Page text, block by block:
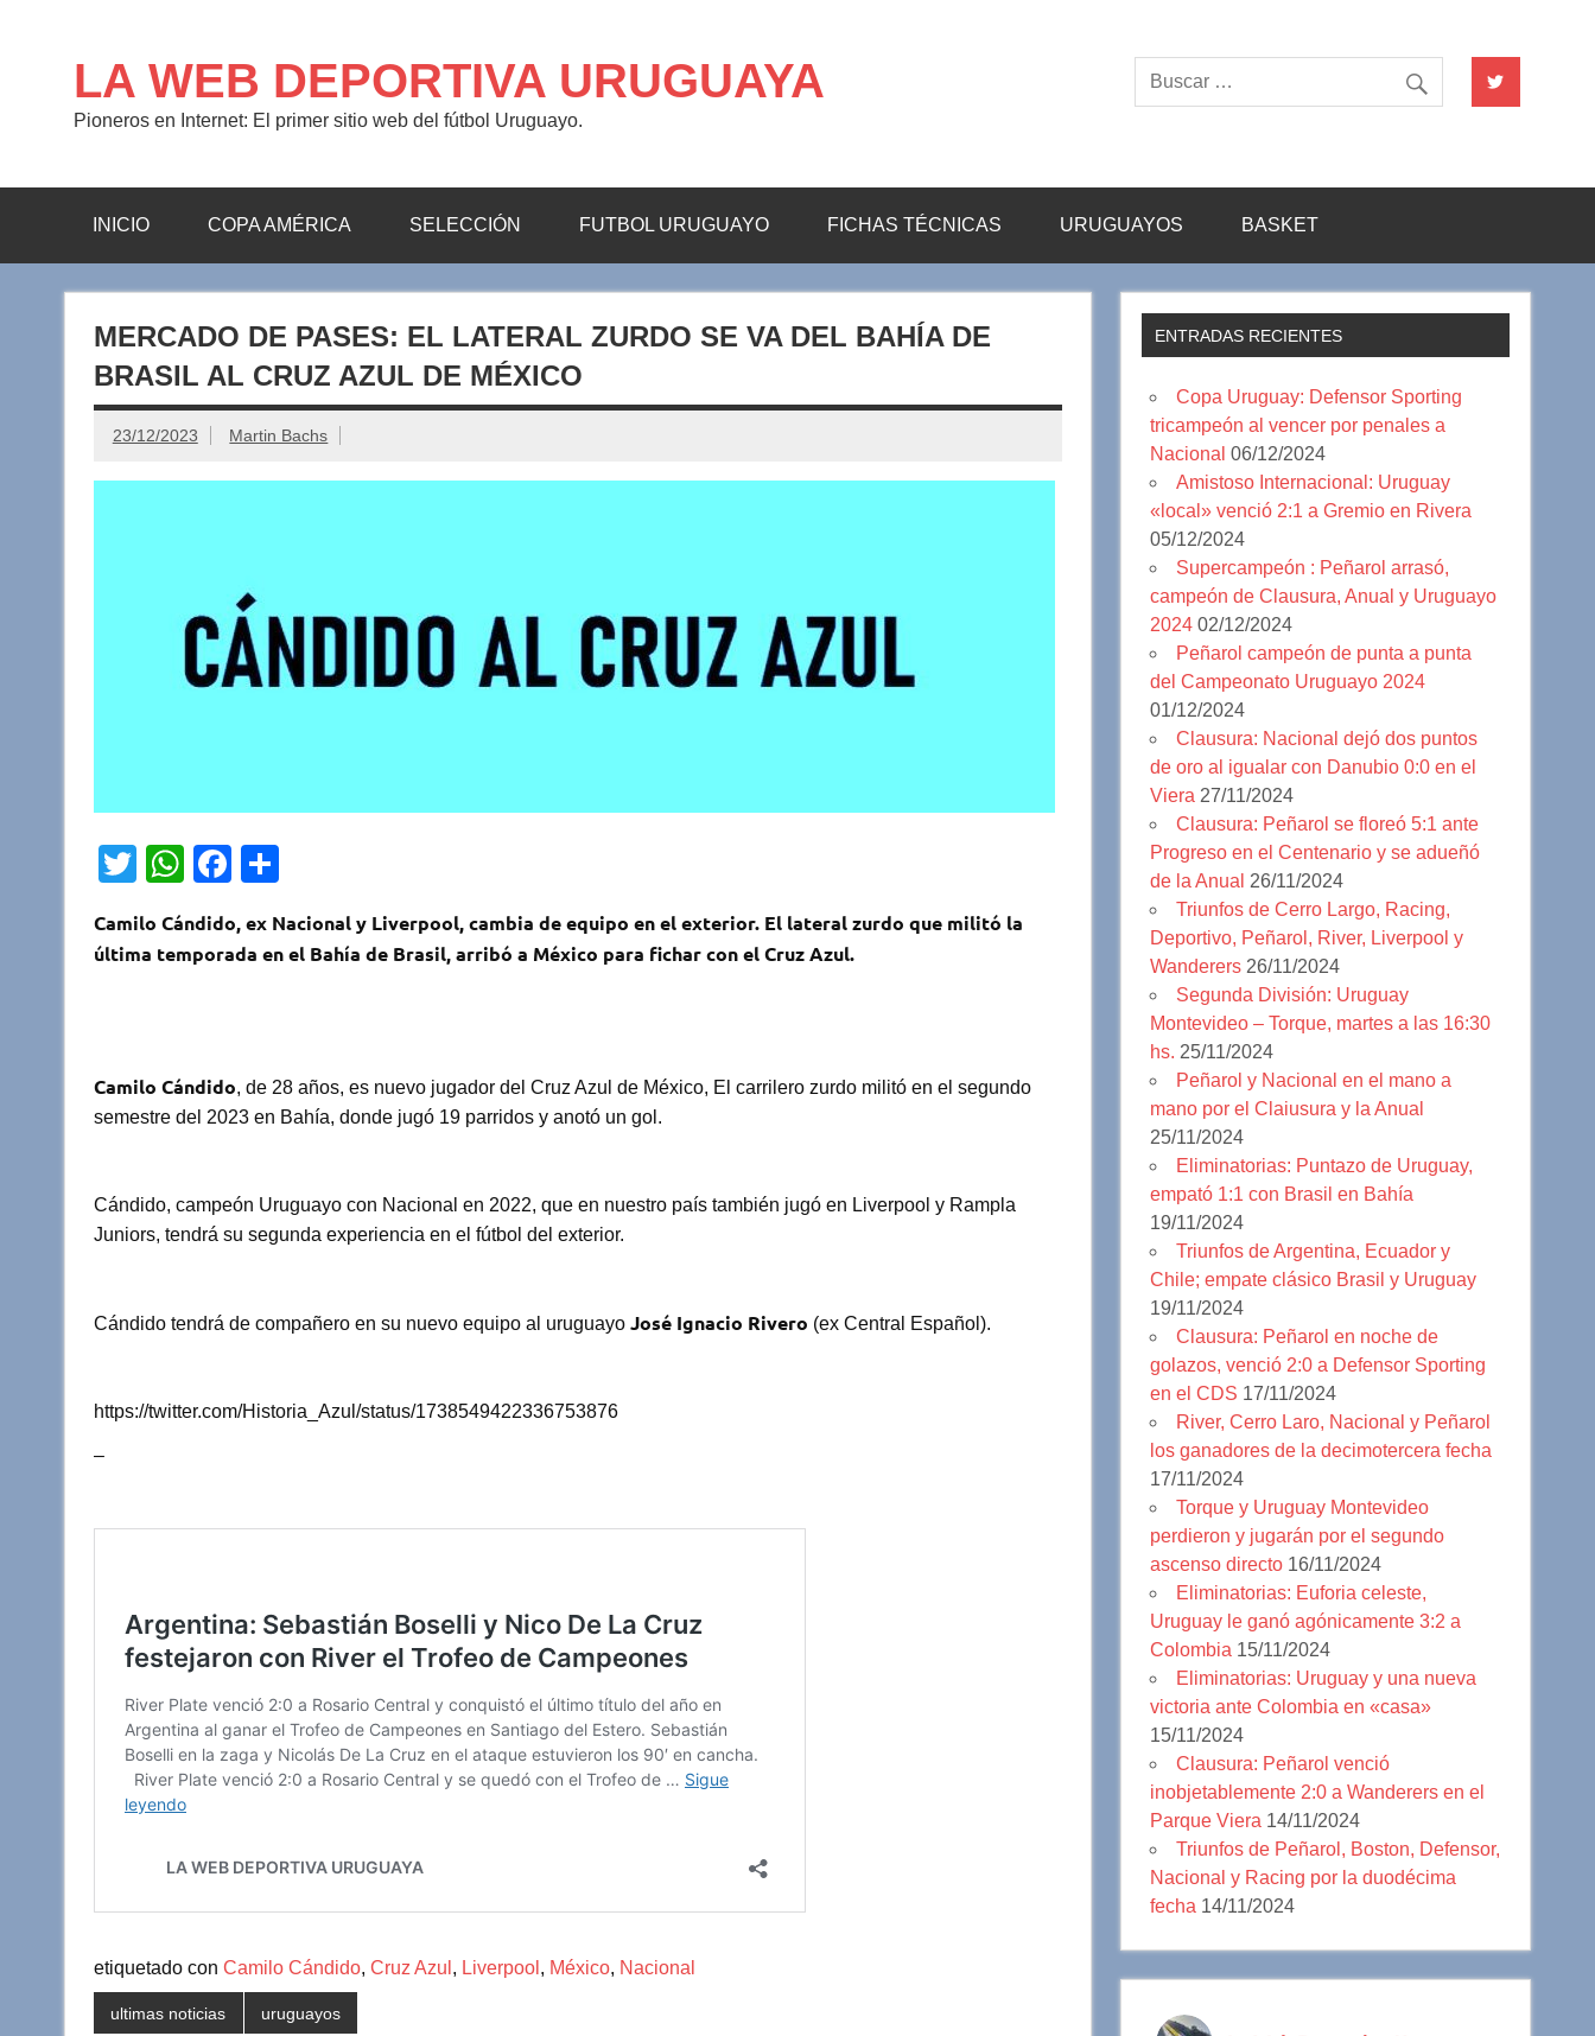
LA WEB DEPORTIVA URUGUAYA
Pioneros en Internet: El primer sitio web del fútbol Uruguayo.
INICIO COPA AMÉRICA SELECCIÓN FUTBOL URUGUAYO FICHAS TÉCNICAS URUGUAYOS BASKET
MERCADO DE PASES: EL LATERAL ZURDO SE VA DEL BAHÍA DE
BRASIL AL CRUZ AZUL DE MÉXICO
23/12/2023 Martin Bachs
T
tt
W
at
s
p
F
c
o
k
m
Camilo Cándido, ex Nacional y Liverpool, cambia de equipo en el exterior. El lateral zurdo que militó la
última temporada en el Bahía de Brasil, arribó a México para fichar con el Cruz Azul.
Camilo Cándido, de 28 años, es nuevo jugador del Cruz Azul de México, El carrilero zurdo militó en el segundo
semestre del 2023 en Bahía, donde jugó 19 parridos y anotó un gol.
Cándido, campeón Uruguayo con Nacional en 2022, que en nuestro país también jugó en Liverpool y Rampla
Juniors, tendrá su segunda experiencia en el fútbol del exterior.
Cándido tendrá de compañero en su nuevo equipo al uruguayoJosé Ignacio Rivero (ex Central Español).
https://twitter.com/Historia_Azul/status/1738549422336753876
–
etiquetado con Camilo Cándido, Cruz Azul , Liverpool , México, Nacional
ultimas noticias uruguayos
ENTRADAS RECIENTES
Copa Uruguay: Defensor Sporting
tricampeón al vencer por penales a
Nacional 06/12/2024
Amistoso Internacional: Uruguay
«local» venció 2:1 a Gremio en Rivera
05/12/2024
Supercampeón : Peñarol arrasó,
campeón de Clausura, Anual y Uruguayo
2024 02/12/2024
Peñarol campeón de punta a punta
del Campeonato Uruguayo 2024
01/12/2024
Clausura: Nacional dejó dos puntos
de oro al igualar con Danubio 0:0 en el
Viera 27/11/2024
Clausura: Peñarol se floreó 5:1 ante
Progreso en el Centenario y se adueñó
de la Anual 26/11/2024
Triunfos de Cerro Largo, Racing,
Deportivo, Peñarol, River, Liverpool y
Wanderers 26/11/2024
Segunda División: Uruguay
Montevideo – Torque, martes a las 16:30
hs. 25/11/2024
Peñarol y Nacional en el mano a
mano por el Claiusura y la Anual
25/11/2024
Eliminatorias: Puntazo de Uruguay,
empató 1:1 con Brasil en Bahía
19/11/2024
Triunfos de Argentina, Ecuador y
Chile; empate clásico Brasil y Uruguay
19/11/2024
Clausura: Peñarol en noche de
golazos, venció 2:0 a Defensor Sporting
en el CDS 17/11/2024
River, Cerro Laro, Nacional y Peñarol
los ganadores de la decimotercera fecha
17/11/2024
Torque y Uruguay Montevideo
perdieron y jugarán por el segundo
ascenso directo 16/11/2024
Eliminatorias: Euforia celeste,
Uruguay le ganó agónicamente 3:2 a
Colombia 15/11/2024
Eliminatorias: Uruguay y una nueva
victoria ante Colombia en «casa»
15/11/2024
Clausura: Peñarol venció
inobjetablemente 2:0 a Wanderers en el
Parque Viera 14/11/2024
Triunfos de Peñarol, Boston, Defensor,
Nacional y Racing por la duodécima
fecha 14/11/2024